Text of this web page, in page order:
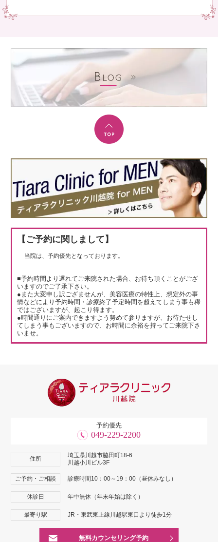
【ご予約に関しまして】
当院は、予約優先となっております。
■予約時間より遅れてご来院された場合、お待ち頂くことがござ
いますのでご了承下さい。
●また大変申し訳ござませんが、美容医療の特性上、想定外の事
情などにより予約時間・診療終了予定時間を超えてしまう事も稀
ではございますが、起こり得ます。
●時間通りにご案内できますよう努めて参りますが、お待たせし
てしまう事もございますので、お時間に余裕を持ってご来院下さ
いませ。
予約優先
049-229-2200
住所
埼玉県川越市脇田町18-6
川越小川ビル3F
ご予約・ご相談 診療時間10：00～19：00（昼休みなし）
休診日 年中無休（年末年始は除く）
最寄り駅 JR・東武東上線川越駅東口より徒歩1分
無料カウンセリング予約